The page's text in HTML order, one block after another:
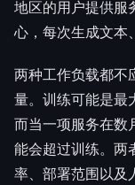
地区的用户提供服
心，每次生成文本
两种工作负载都不
量。训练可能是最
而当一项服务在数
能会超过训练。两
率、部署范围以及